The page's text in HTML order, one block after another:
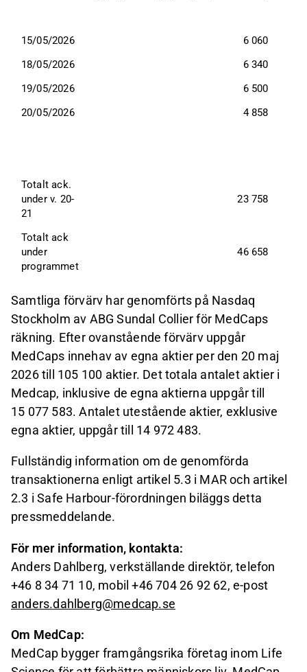
15/05/2026
6 060
18/05/2026
6 340
19/05/2026
6 500
20/05/2026
4 858
Totalt ack.
under v. 20-
21
23 758
Totalt ack
under
programmet
46 658
Samtliga förvärv har genomförts på Nasdaq
Stockholm av ABG Sundal Collier för MedCaps
räkning. Efter ovanstående förvärv uppgår
MedCaps innehav av egna aktier per den 20 maj
2026 till 105 100 aktier. Det totala antalet aktier i
Medcap, inklusive de egna aktierna uppgår till
15 077 583. Antalet utestående aktier, exklusive
egna aktier, uppgår till 14 972 483.
Fullständig information om de genomförda
transaktionerna enligt artikel 5.3 i MAR och artikel
2.3 i Safe Harbour-förordningen biläggs detta
pressmeddelande.
För mer information, kontakta:
Anders Dahlberg, verkställande direktör, telefon
+46 8 34 71 10, mobil +46 704 26 92 62, e-post
anders.dahlberg@medcap.se
Om MedCap:
MedCap bygger framgångsrika företag inom Life